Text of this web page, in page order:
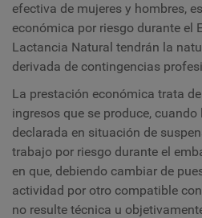
efectiva de mujeres y hombres,
económica por riesgo durante el
Lactancia Natural tendrán la
derivada de contingencias
La prestación económica trata
ingresos que se produce,
declarada en situación de
trabajo por riesgo durante el
en que, debiendo cambiar de
actividad por otro compatible
no resulte técnica u